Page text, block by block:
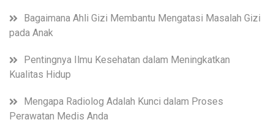
Bagaimana Ahli Gizi Membantu Mengatasi Masalah Gizi
pada Anak
Pentingnya Ilmu Kesehatan dalam Meningkatkan
Kualitas Hidup
Mengapa Radiolog Adalah Kunci dalam Proses
Perawatan Medis Anda